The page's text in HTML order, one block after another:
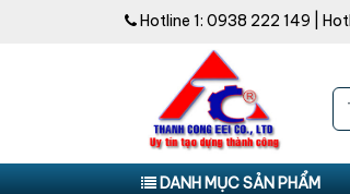
Hotline 1: 0938 222 149 |
DANH MỤC SẢN PHẨM